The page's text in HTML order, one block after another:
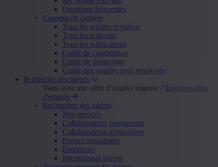
Questions fréquentes
Conseils de carrière
Tous les articles et vidéos
Tous les podcasts
Tous les publications
Guide de candidature
Guide de démarrage
Guide des salaires pour employés
Je cherche des talents
Vous avez une offre d’emploi urgente ? Envoyer offre
d'emploi
Rechercher des talents
Nos services
Collaborateurs permanents
Collaborateurs temporaires
Project consultants
Freelances
International talents